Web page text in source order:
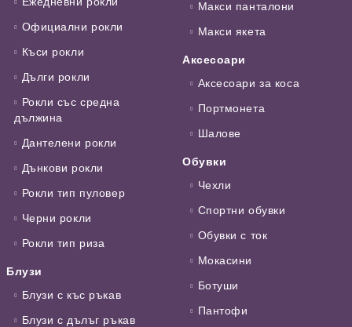
Официални рокли
Къси рокли
Дълги рокли
Рокли със средна
дължина
Дантелени рокли
Дънкови рокли
Рокли тип пуловер
Черни рокли
Рокли тип риза
Блузи
Блузи с къс ръкав
Блузи с дълъг ръкав
Макси панталони
Макси якета
Аксесоари
Аксесоари за коса
Портмонета
Шалове
Обувки
Чехли
Спортни обувки
Обувки с ток
Мокасини
Ботуши
Пантофи